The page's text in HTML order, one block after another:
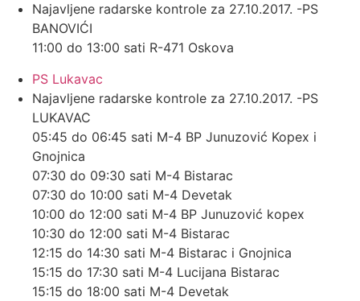
Najavljene radarske kontrole za 27.10.2017. -PS
BANOVIĆI
11:00 do 13:00 sati R-471 Oskova
PS Lukavac
Najavljene radarske kontrole za 27.10.2017. -PS
LUKAVAC
05:45 do 06:45 sati M-4 BP Junuzović Kopex i
Gnojnica
07:30 do 09:30 sati M-4 Bistarac
07:30 do 10:00 sati M-4 Devetak
10:00 do 12:00 sati M-4 BP Junuzović kopex
10:30 do 12:00 sati M-4 Bistarac
12:15 do 14:30 sati M-4 Bistarac i Gnojnica
15:15 do 17:30 sati M-4 Lucijana Bistarac
15:15 do 18:00 sati M-4 Devetak